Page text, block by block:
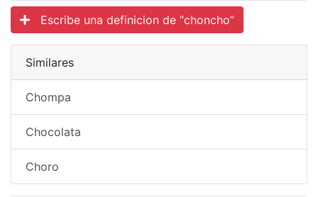
Escribe una definicion de “choncho”
Similares
Chompa
Chocolata
Choro